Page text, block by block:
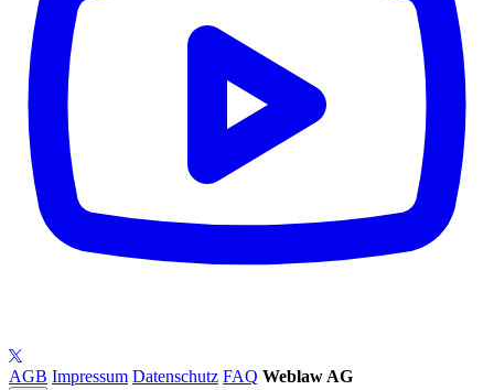
AGB Impressum Datenschutz FAQ Weblaw AG